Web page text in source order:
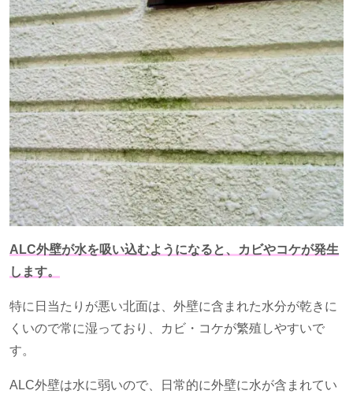
ALC外壁が水を吸い込むようになると、カビやコケが発生
します。
特に日当たりが悪い北面は、外壁に含まれた水分が乾きに
くいので常に湿っており、カビ・コケが繁殖しやすいで
す。
ALC外壁は水に弱いので、日常的に外壁に水が含まれてい